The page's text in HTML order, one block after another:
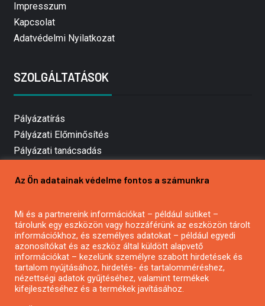
Impresszum
Kapcsolat
Adatvédelmi Nyilatkozat
SZOLGÁLTATÁSOK
Pályázatírás
Pályázati Előminősítés
Pályázati tanácsadás
Mezőgazdasági pályázatírás
Pályázatírás civil szervezeteknek
Pályázatírás önkormányzatoknak
Pályázatfigyelés
Specifikus pályázatfigyelés vagy hírlevél
Az Ön adatainak védelme fontos a számunkra
Mi és a partnereink információkat – például sütiket –
tárolunk egy eszközön vagy hozzáférünk az eszközön tárolt
információkhoz, és személyes adatokat – például egyedi
azonosítókat és az eszköz által küldött alapvető
információkat – kezelünk személyre szabott hirdetések és
tartalom nyújtásához, hirdetés- és tartalomméréshez,
nézettségi adatok gyűjtéséhez, valamint termékek
kifejlesztéséhez és a termékek javításához.